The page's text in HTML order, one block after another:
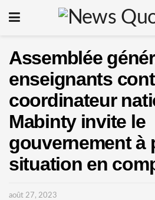
Assemblée
enseignants
coordinateur
Mabinty invite le
gouvernement à
situation en
août 27, 2023